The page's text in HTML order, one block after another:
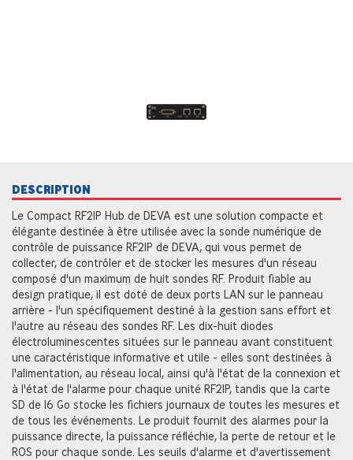
DESCRIPTION
Le Compact RF2IP Hub de DEVA est une solution compacte et
élégante destinée à être utilisée avec la sonde numérique de
contrôle de puissance RF2IP de DEVA, qui vous permet de
collecter, de contrôler et de stocker les mesures d'un réseau
composé d'un maximum de huit sondes RF. Produit fiable au
design pratique, il est doté de deux ports LAN sur le panneau
arrière - l'un spécifiquement destiné à la gestion sans effort et
l'autre au réseau des sondes RF. Les dix-huit diodes
électroluminescentes situées sur le panneau avant constituent
une caractéristique informative et utile - elles sont destinées à
l'alimentation, au réseau local, ainsi qu'à l'état de la connexion et
à l'état de l'alarme pour chaque unité RF2IP, tandis que la carte
SD de 16 Go stocke les fichiers journaux de toutes les mesures et
de tous les événements. Le produit fournit des alarmes pour la
puissance directe, la puissance réfléchie, la perte de retour et le
ROS pour chaque sonde. Les seuils d'alarme et d'avertissement